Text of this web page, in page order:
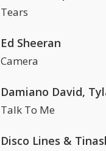
Tears
Ed Sheeran
Camera
Damiano David,
Talk To Me
Disco Lines &